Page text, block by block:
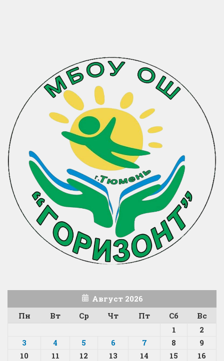
Август 2026
Пн
Вт Ср Чт Пт Сб
Вс
1
2
3
4 5 6 7 8
9
10
11 12 13 14 15
16